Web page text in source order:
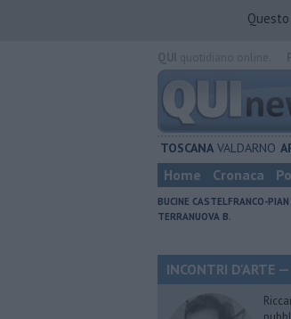
TOSCANA VALDARNO
Home Cronaca
BUCINE CASTELFRANCO-
TERRANUOVA B.
INCONTRI D'ARTE